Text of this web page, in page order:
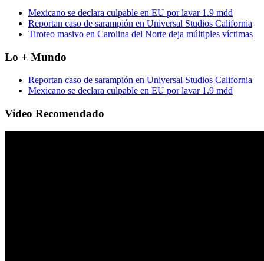
Mexicano se declara culpable en EU por lavar 1.9 mdd
Reportan caso de sarampión en Universal Studios California
Tiroteo masivo en Carolina del Norte deja múltiples víctimas
Lo + Mundo
Reportan caso de sarampión en Universal Studios California
Mexicano se declara culpable en EU por lavar 1.9 mdd
Video Recomendado